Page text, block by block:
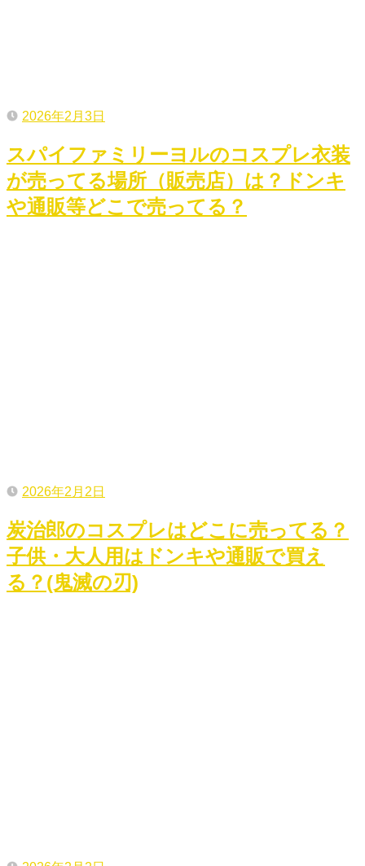
2026年2月3日
スパイファミリーヨルのコスプレ衣装
が売ってる場所（販売店）は？ドンキ
や通販等どこで売ってる？
2026年2月2日
炭治郎のコスプレはどこに売ってる？
子供・大人用はドンキや通販で買え
る？(鬼滅の刃)